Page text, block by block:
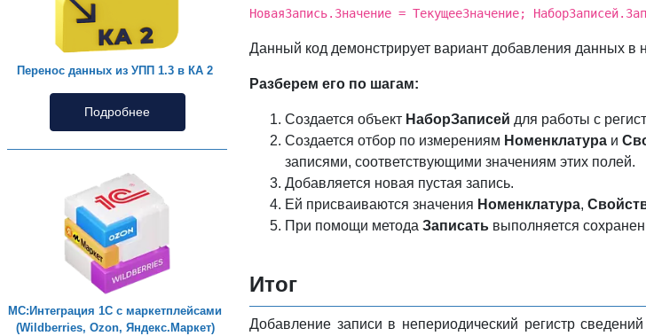
Перенос данных из УПП 1.3 в КА 2
Подробнее
МС:Интеграция 1С с маркетплейсами
(Wildberries, Ozon, Яндекс.Маркет)
НоваяЗапись.Значение = ТекущееЗначение;
Данный код демонстрирует вариант добавления данных в
Разберем его по шагам:
Создается объект НаборЗаписей для работы с
Создается отбор по измерениям Номенклатура и
записями, соответствующими значениям этих полей.
Добавляется новая пустая запись.
Ей присваиваются значения Номенклатура,
При помощи методаЗаписать выполняется
Итог
Добавление записи в непериодический регистр